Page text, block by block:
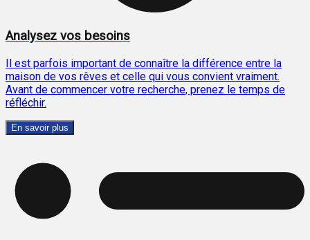
Analysez vos besoins
Il est parfois important de connaître la différence entre la
maison de vos rêves et celle qui vous convient vraiment.
Avant de commencer votre recherche, prenez le temps de
réfléchir.
En savoir plus